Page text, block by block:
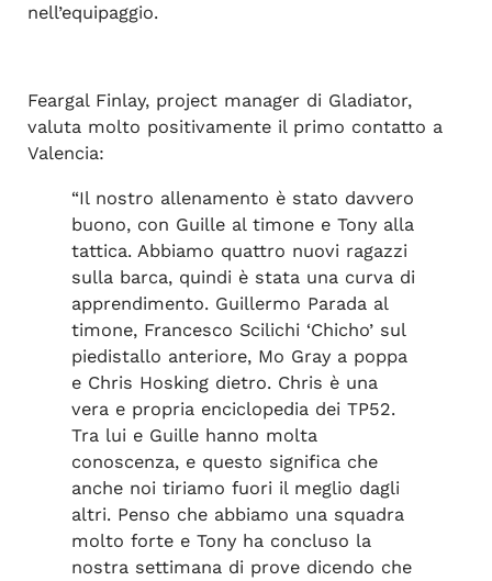
nell’equipaggio.
Feargal Finlay, project manager di Gladiator,
valuta molto positivamente il primo contatto a
Valencia:
“Il nostro allenamento è stato davvero
buono, con Guille al timone e Tony alla
tattica. Abbiamo quattro nuovi ragazzi
sulla barca, quindi è stata una curva di
apprendimento. Guillermo Parada al
timone, Francesco Scilichi ‘Chicho’ sul
piedistallo anteriore, Mo Gray a poppa
e Chris Hosking dietro. Chris è una
vera e propria enciclopedia dei TP52.
Tra lui e Guille hanno molta
conoscenza, e questo significa che
anche noi tiriamo fuori il meglio dagli
altri. Penso che abbiamo una squadra
molto forte e Tony ha concluso la
nostra settimana di prove dicendo che